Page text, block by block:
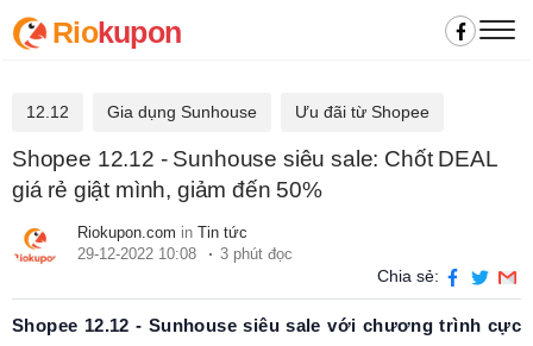
Riokupon
12.12 Gia dụng Sunhouse Ưu đãi từ Shopee
Shopee 12.12 - Sunhouse siêu sale: Chốt DEAL
giá rẻ giật mình, giảm đến 50%
Riokupon.com in Tin tức
29-12-2022 10:08
3 phút đọc
Chia sẻ:
Shopee 12.12 - Sunhouse siêu sale với chương trình cực